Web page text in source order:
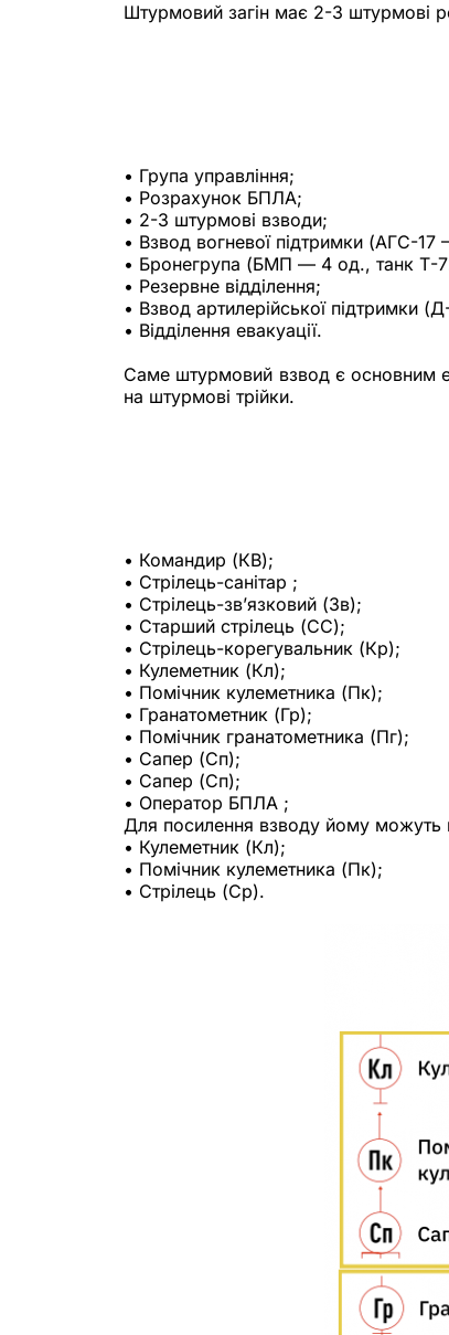
Штурмовий загін має 2-3 штурмові
• Група управління;
• Розрахунок БПЛА;
• 2-3 штурмові взводи;
• Взвод вогневої підтримки
• Бронегрупа (БМП — 4 од., танк Т-
• Резервне відділення;
• Взвод артилерійської
• Відділення евакуації.
Саме штурмовий взвод є основним
на штурмові трійки.
• Командир (КВ);
• Стрілець-санітар ;
• Стрілець-зв’язковий (Зв);
• Старший стрілець (СС);
• Стрілець-корегувальник (Кр);
• Кулеметник (Кл);
• Помічник кулеметника (Пк);
• Гранатометник (Гр);
• Помічник гранатометника (Пг);
• Сапер (Сп);
• Сапер (Сп);
• Оператор БПЛА ;
Для посилення взводу йому можуть
• Кулеметник (Кл);
• Помічник кулеметника (Пк);
• Стрілець (Ср).